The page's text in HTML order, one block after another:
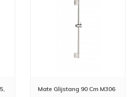
Mate Glijstang 90 Cm M306